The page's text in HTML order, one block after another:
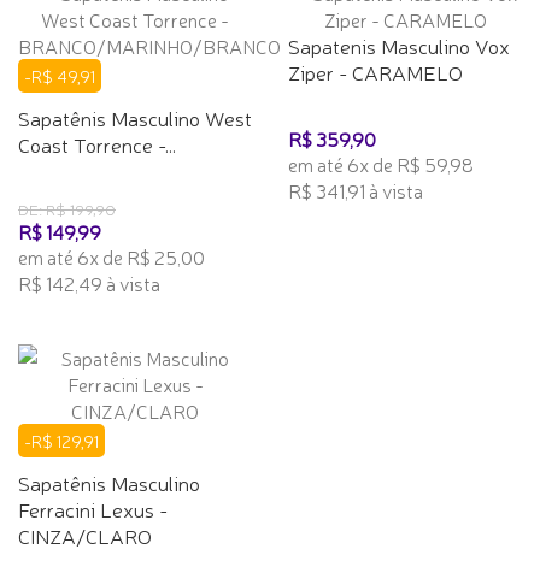
-R$ 49,91
Sapatênis Masculino West
Coast Torrence -...
DE: R$ 199,90
R$ 149,99
em até 6x de R$ 25,00
R$ 142,49 à vista
Sapatenis Masculino Vox
Ziper - CARAMELO
R$ 359,90
em até 6x de R$ 59,98
R$ 341,91 à vista
-R$ 129,91
Sapatênis Masculino
Ferracini Lexus -
CINZA/CLARO